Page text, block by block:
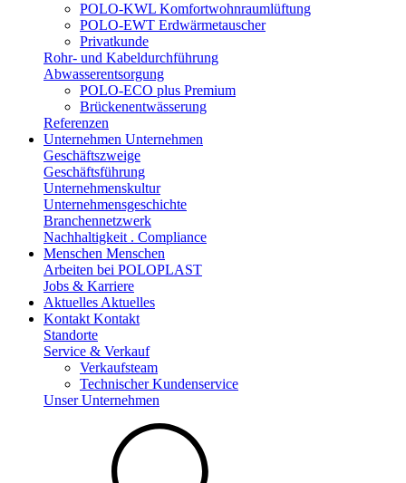
POLO-KWL Komfortwohnraumlüftung
POLO-EWT Erdwärmetauscher
Privatkunde
Rohr- und Kabeldurchführung
Abwasserentsorgung
POLO-ECO plus Premium
Brückenentwässerung
Referenzen
Unternehmen Unternehmen
Geschäftszweige
Geschäftsführung
Unternehmenskultur
Unternehmensgeschichte
Branchennetzwerk
Nachhaltigkeit . Compliance
Menschen Menschen
Arbeiten bei POLOPLAST
Jobs & Karriere
Aktuelles Aktuelles
Kontakt Kontakt
Standorte
Service & Verkauf
Verkaufsteam
Technischer Kundenservice
Unser Unternehmen